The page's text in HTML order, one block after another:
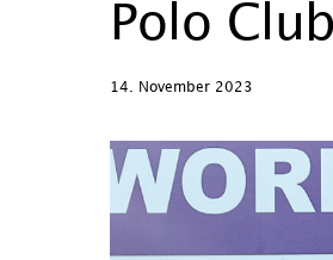
Polo Club
14. November 2023